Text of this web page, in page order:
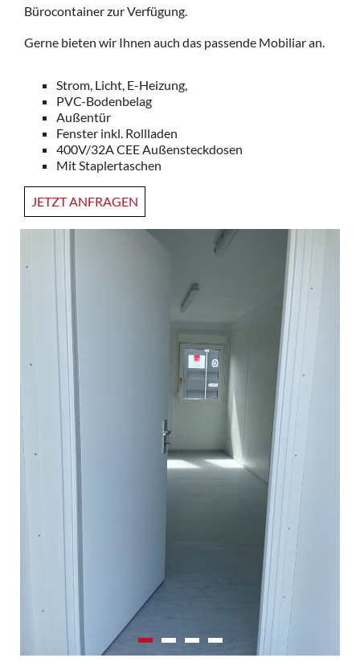
Bürocontainer zur Verfügung.
Gerne bieten wir Ihnen auch das passende Mobiliar an.
Strom, Licht, E-Heizung,
PVC-Bodenbelag
Außentür
Fenster inkl. Rollladen
400V/32A CEE Außensteckdosen
Mit Staplertaschen
JETZT ANFRAGEN
0 1 2 3